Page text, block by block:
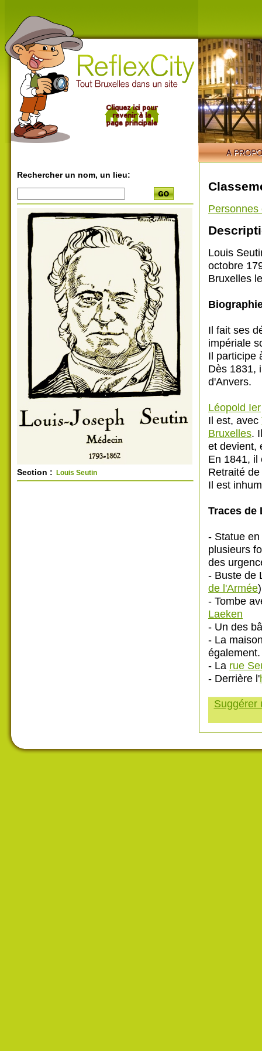
Rechercher un nom, un lieu:
Section : Louis Seutin
Personnes
Louis
octobre
Bruxelles
Il fait ses
impériale
Il participe
Dès 1831,
d'Anvers.
Léopold Ier
Il est, avec
Bruxelles.
et devient,
En 1841, il
Retraité
Il est
Traces de
- Statue
plusieurs
des
- Buste de
de l'Armée)
- Tombe
Laeken
- Un des
- La
également.
- La rue
- Derrière l'
Suggérer